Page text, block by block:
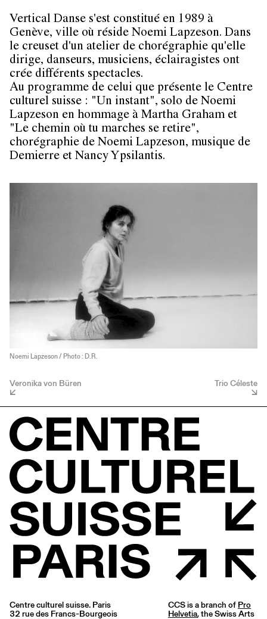
Vertical Danse s'est constitué en 1989 à
Genève, ville où réside Noemi Lapzeson. Dans
le creuset d'un atelier de chorégraphie qu'elle
dirige, danseurs, musiciens, éclairagistes ont
crée différents spectacles.
Au programme de celui que présente le Centre
culturel suisse : "Un instant", solo de Noemi
Lapzeson en hommage à Martha Graham et
"Le chemin où tu marches se retire",
chorégraphie de Noemi Lapzeson, musique de
Demierre et Nancy Ypsilantis.
Noemi Lapzeson / Photo : D.R.
Veronika von Büren Trio Céleste
Centre culturel suisse. Paris
32 rue des Francs-Bourgeois
CCS is a branch of Pro
Helvetia, the Swiss Arts